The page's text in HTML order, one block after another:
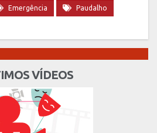
Emergência
Paudalho
VÍDEOS